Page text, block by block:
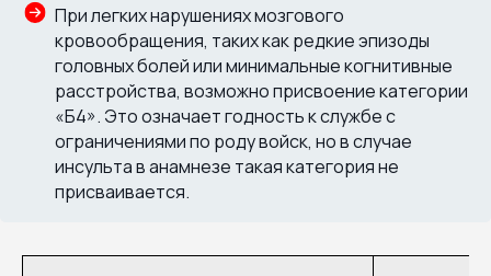
При легких нарушениях мозгового
кровообращения, таких как редкие эпизоды
головных болей или минимальные когнитивные
расстройства, возможно присвоение категории
«Б4». Это означает годность к службе с
ограничениями по роду войск, но в случае
инсульта в анамнезе такая категория не
присваивается.